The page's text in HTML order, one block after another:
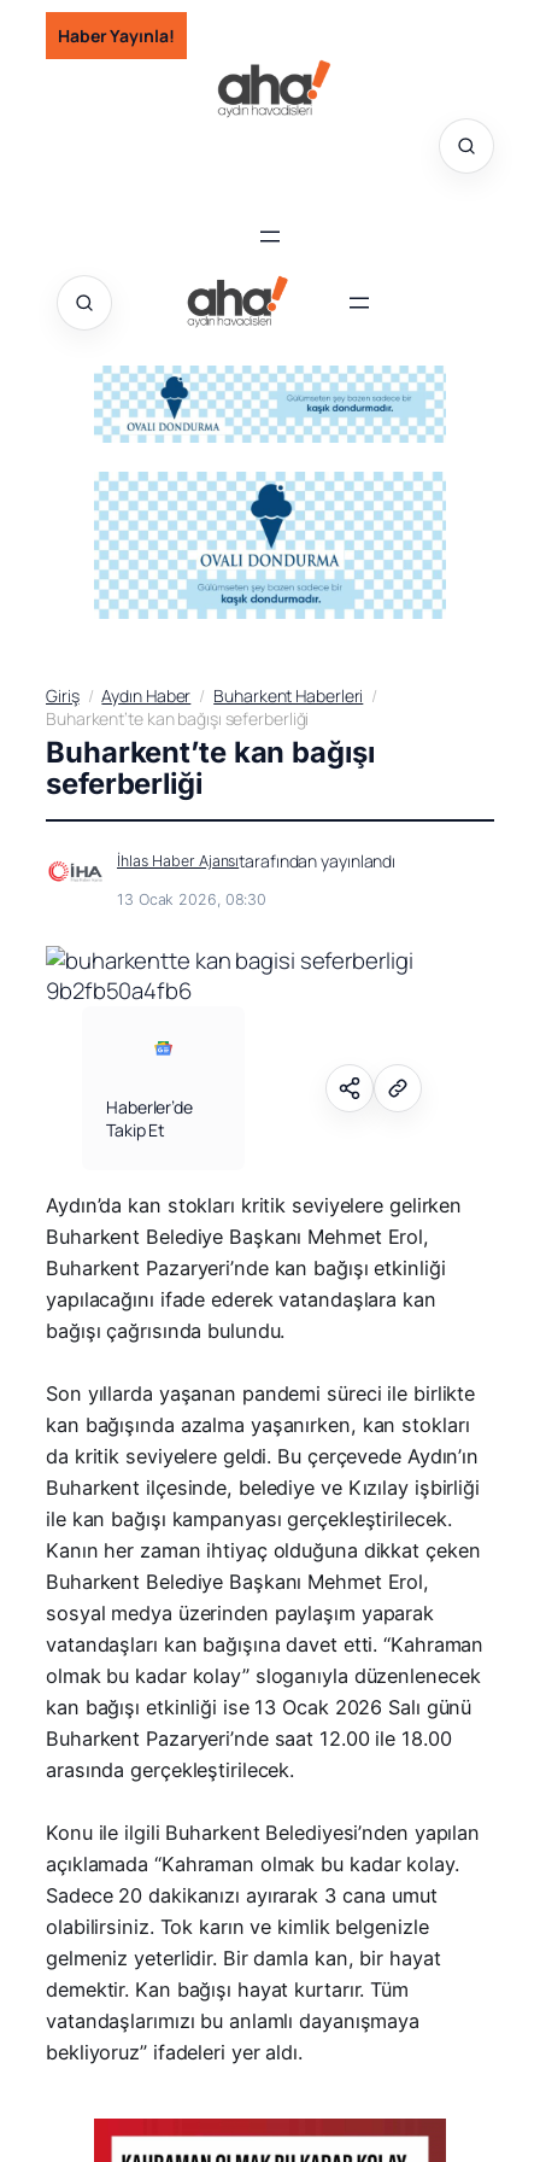
İçeriğe
geç
Haber Yayınla!
Giriş Aydın Haber
Buharkent Haberleri
Buharkent’te kan bağışı seferberliği
Buharkent’te kan bağışı
seferberliği
İhlas Haber Ajansıtarafından yayınlandı
13 Ocak 2026, 08:30
Haberler’de
Takip Et
Aydın’da kan stokları kritik seviyelere gelirken
Buharkent Belediye Başkanı Mehmet Erol,
Buharkent Pazaryeri’nde kan bağışı etkinliği
yapılacağını ifade ederek vatandaşlara kan
bağışı çağrısında bulundu.
Son yıllarda yaşanan pandemi süreci ile birlikte
kan bağışında azalma yaşanırken, kan stokları
da kritik seviyelere geldi. Bu çerçevede Aydın’ın
Buharkent ilçesinde, belediye ve Kızılay işbirliği
ile kan bağışı kampanyası gerçekleştirilecek.
Kanın her zaman ihtiyaç olduğuna dikkat çeken
Buharkent Belediye Başkanı Mehmet Erol,
sosyal medya üzerinden paylaşım yaparak
vatandaşları kan bağışına davet etti. “Kahraman
olmak bu kadar kolay” sloganıyla düzenlenecek
kan bağışı etkinliği ise 13 Ocak 2026 Salı günü
Buharkent Pazaryeri’nde saat 12.00 ile 18.00
arasında gerçekleştirilecek.
Konu ile ilgili Buharkent Belediyesi’nden yapılan
açıklamada “Kahraman olmak bu kadar kolay.
Sadece 20 dakikanızı ayırarak 3 cana umut
olabilirsiniz. Tok karın ve kimlik belgenizle
gelmeniz yeterlidir. Bir damla kan, bir hayat
demektir. Kan bağışı hayat kurtarır. Tüm
vatandaşlarımızı bu anlamlı dayanışmaya
bekliyoruz” ifadeleri yer aldı.